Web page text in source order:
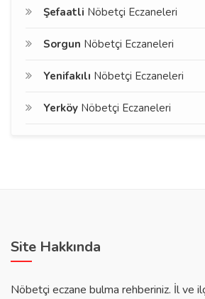
Şefaatli Nöbetçi Eczaneleri
Sorgun Nöbetçi Eczaneleri
Yenifakılı Nöbetçi Eczaneleri
Yerköy Nöbetçi Eczaneleri
Site Hakkında
Nöbetçi eczane bulma rehberiniz. İl ve